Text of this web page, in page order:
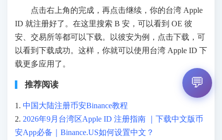
点击右上角的完成，再点击继续，你的台湾 Apple
ID 就注册好了。在这里搜索 B 安，可以看到 OE 彼
安、交易所等都可以下载。以彼安为例，点击下载，可
以看到下载成功。这样，你就可以使用台湾 Apple ID 下
载更多应用了。
推荐阅读
1. 中国大陆注册币安Binance教程
2. 2026年9月台湾区Apple ID 注册指南 ｜下载中文版币
安App必备｜Binance.US如何设置中文？
💬